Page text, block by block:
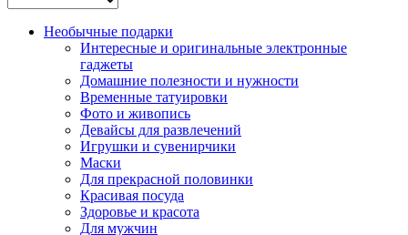
Необычные подарки
Интересные и оригинальные электронные
гаджеты
Домашние полезности и нужности
Временные татуировки
Фото и живопись
Девайсы для развлечений
Игрушки и сувенирчики
Маски
Для прекрасной половинки
Красивая посуда
Здоровье и красота
Для мужчин